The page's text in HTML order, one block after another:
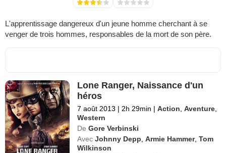
L'apprentissage dangereux d'un jeune homme cherchant à se
venger de trois hommes, responsables de la mort de son père.
Lone Ranger, Naissance d'un
héros
7 août 2013 | 2h 29min | Action ,Aventure
Western
De Gore Verbinski
Avec Johnny Depp ,Armie Hammer,Tom
Wilkinson